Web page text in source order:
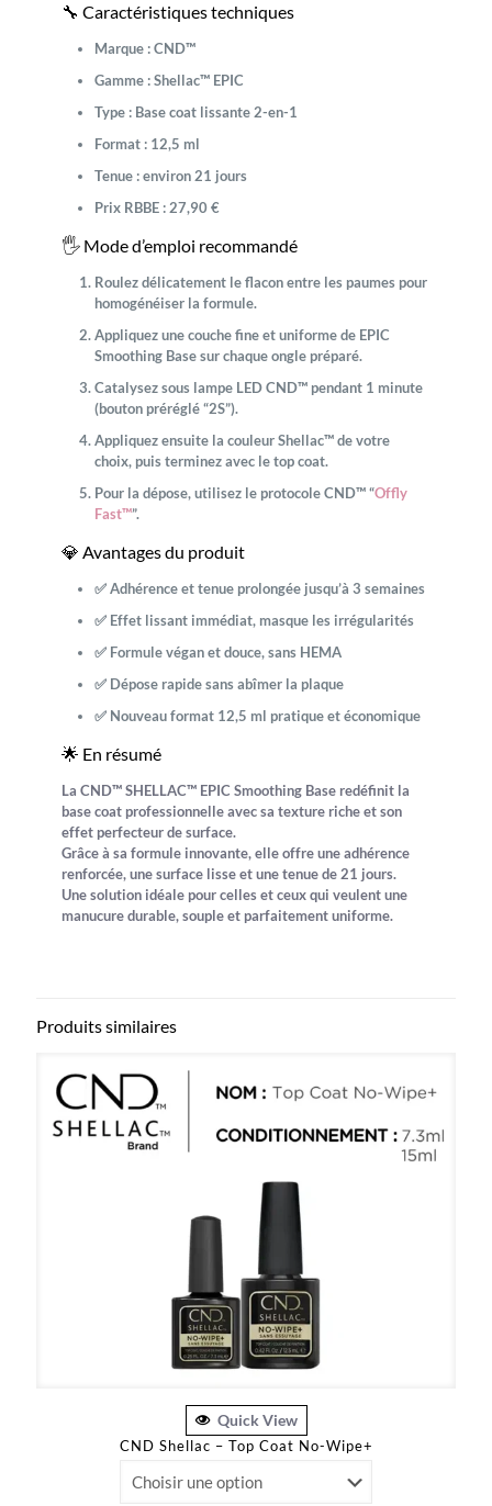
🔧 Caractéristiques techniques
Marque :CND™
Gamme :Shellac™ EPIC
Type : Base coat lissante 2-en-1
Format : 12,5 ml
Tenue :environ 21 jours
Prix RBBE : 27,90 €
🖐️ Mode d’emploi recommandé
Roulez délicatement le flacon entre les paumes pour
homogénéiser la formule.
Appliquez une couche fine et uniforme de EPIC
Smoothing Basesur chaque ongle préparé.
Catalysez sous lampe LED CND™ pendant 1 minute
(bouton préréglé “2S”).
Appliquez ensuite la couleur Shellac™ de votre
choix, puis terminez avec le top coat.
Pour la dépose, utilisez le protocole CND™ “Offly
Fast™”.
💎 Avantages du produit
✅ Adhérence et tenue prolongée jusqu’à 3 semaines
✅ Effet lissant immédiat, masque les irrégularités
✅ Formule végan et douce, sans HEMA
✅ Dépose rapide sans abîmer la plaque
✅ Nouveau format 12,5 ml pratique et économique
🌟 En résumé
LaCND™ SHELLAC™ EPIC Smoothing Base redéfinit la
base coat professionnelle avec sa texture riche et son
effet perfecteur de surface.
Grâce à sa formule innovante, elle offre une adhérence
renforcée, une surface lisse et une tenue de 21 jours.
Une solution idéale pour celles et ceux qui veulent une
manucure durable, souple et parfaitement uniforme.
Produits similaires
Quick View
CND Shellac – Top Coat No-Wipe+